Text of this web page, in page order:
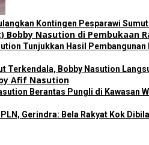
Kontingen Pesparawi
Tunjukkan Hasil
Terkendala, Bobby Nasution
Berantas Pungli di Kawasan
Gerindra: Bela Rakyat Kok